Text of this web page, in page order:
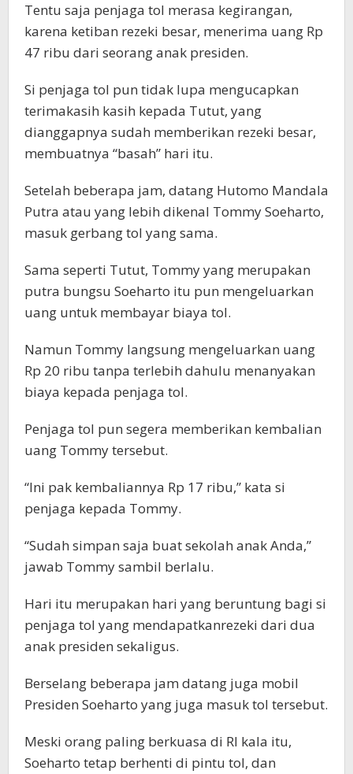
Tentu saja penjaga tol merasa kegirangan,
karena ketiban rezeki besar, menerima uang Rp
47 ribu dari seorang anak presiden.
Si penjaga tol pun tidak lupa mengucapkan
terimakasih kasih kepada Tutut, yang
dianggapnya sudah memberikan rezeki besar,
membuatnya “basah” hari itu.
Setelah beberapa jam, datang Hutomo Mandala
Putra atau yang lebih dikenal Tommy Soeharto,
masuk gerbang tol yang sama.
Sama seperti Tutut, Tommy yang merupakan
putra bungsu Soeharto itu pun mengeluarkan
uang untuk membayar biaya tol.
Namun Tommy langsung mengeluarkan uang
Rp 20 ribu tanpa terlebih dahulu menanyakan
biaya kepada penjaga tol.
Penjaga tol pun segera memberikan kembalian
uang Tommy tersebut.
“Ini pak kembaliannya Rp 17 ribu,” kata si
penjaga kepada Tommy.
“Sudah simpan saja buat sekolah anak Anda,”
jawab Tommy sambil berlalu.
Hari itu merupakan hari yang beruntung bagi si
penjaga tol yang mendapatkanrezeki dari dua
anak presiden sekaligus.
Berselang beberapa jam datang juga mobil
Presiden Soeharto yang juga masuk tol tersebut.
Meski orang paling berkuasa di RI kala itu,
Soeharto tetap berhenti di pintu tol, dan